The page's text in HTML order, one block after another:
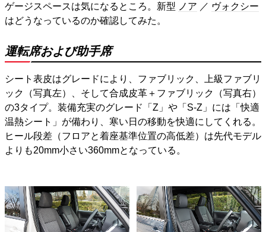
ゲージスペースは気になるところ。新型 ノア ／ ヴォクシー
はどうなっているのか確認してみた。
運転席および助手席
シート表皮はグレードにより、ファブリック、上級ファブリ
ック（写真左）、そして合成皮革＋ファブリック（写真右）
の3タイプ。装備充実のグレード「Z」や「S-Z」には「快適
温熱シート」が備わり、寒い日の移動を快適にしてくれる。
ヒール段差（フロアと着座基準位置の高低差）は先代モデル
よりも20mm小さい360mmとなっている。